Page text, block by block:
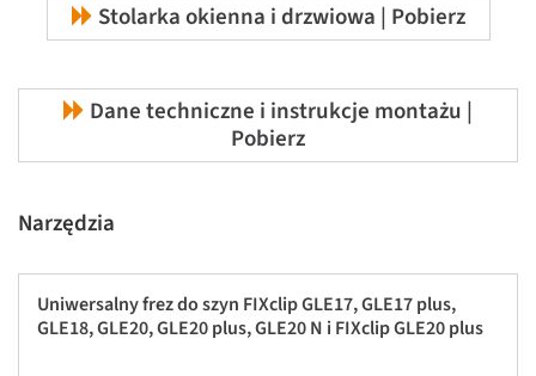
Stolarka okienna i drzwiowa | Pobierz
Dane techniczne i instrukcje montażu |
Pobierz
Narzędzia
Uniwersalny frez do szyn FIXclip GLE17, GLE17 plus,
GLE18, GLE20, GLE20 plus, GLE20 N i FIXclip GLE20 plus